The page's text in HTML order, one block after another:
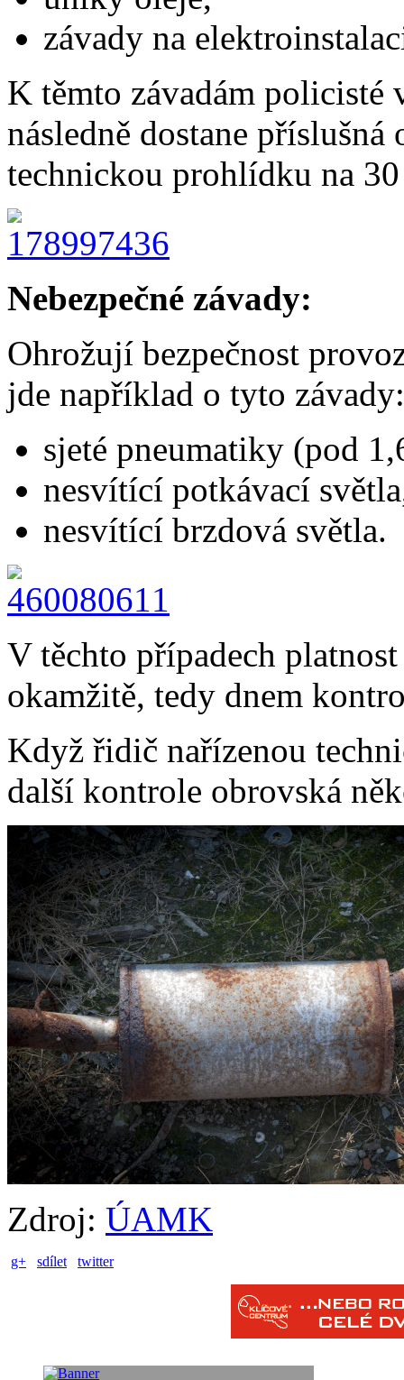
závady na
K těmto závadám
následně dostane
technickou prohlídku na
Nebezpečné závady:
Ohrožují bezpečnost
jde například o tyto závady:
sjeté pneumatiky (pod
nesvítící potkávací
nesvítící brzdová světla.
V těchto případech
okamžitě, tedy dnem
Když řidič nařízenou
další kontrole obrovská
Zdroj: ÚAMK
g+ sdílet twitter